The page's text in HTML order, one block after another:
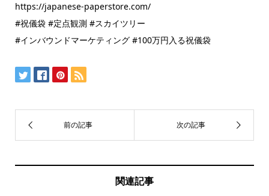
https://japanese-paperstore.com/
#祝儀袋 #定点観測 #スカイツリー
#インバウンドマーケティング #100万円入る祝儀袋
関連記事